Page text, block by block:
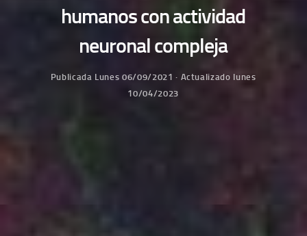
humanos con actividad
neuronal compleja
Publicada Lunes 06/09/2021 · Actualizado lunes
10/04/2023